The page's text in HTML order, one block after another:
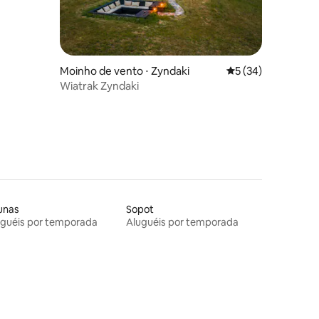
Moinho de vento ⋅ Zyndaki 5 de uma
5 (34)
Wiatrak Zyndaki
por temporada
Sopot
Aluguéis por temporada